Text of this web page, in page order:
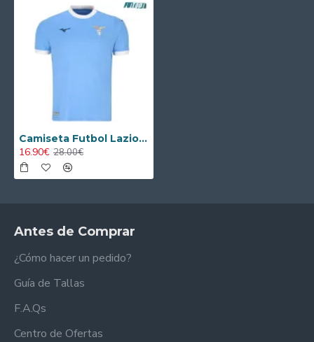
Camiseta Futbol Lazio Home 2025/26
16.90€ 28.00€
Antes de Comprar
¿Cómo hacer un pedido?
Guía de Tallas
F.A.Qs
Centro de Ofertas